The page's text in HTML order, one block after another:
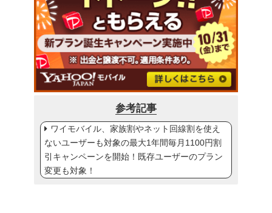
参考記事
ワイモバイル、家族割やネット回線割を使え
ないユーザーも対象の最大1年間毎月1100円割
引キャンペーンを開始！既存ユーザーのプラン
変更も対象！